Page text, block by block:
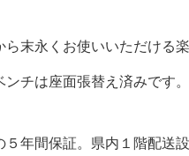
ら末永くお使いいただける楽
ンチは座面張替え済みです。
５年間保証。県内１階配送